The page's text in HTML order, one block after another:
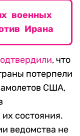
военных
Ирана
, что
потерпели
США,
состояния.
ведомства не